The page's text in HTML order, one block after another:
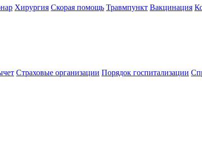
Хирургия Скорая помощь Травмпункт Вакцинация
Страховые организации Порядок госпитализации